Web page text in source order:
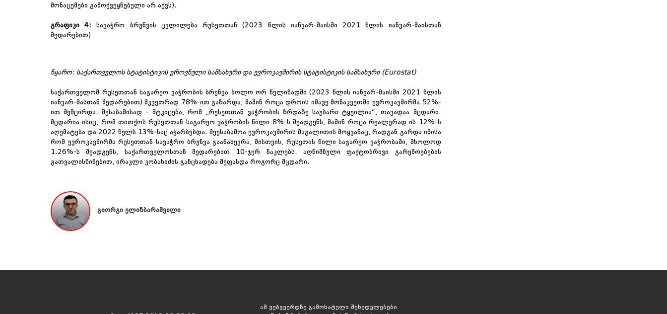
მონაცემები გამოქვეყნებული არ აქვს).
გრაფიკი 4: სავაჭრო ბრუნვის ცვლილება რუსეთთან (2023 წლის იანვარ-მაისში 2021 წლის იანვარ-მაისთან
შედარებით)
წყარო: საქართველოს სტატისტიკის ეროვნული სამსახური და ევროკავშირის სტატისტიკის სამსახური (Eurostat)
საქართველომ რუსეთთან საგარეო ვაჭრობის ბრუნვა ბოლო ორ წელიწადში (2023 წლის იანვარ-მაისში 2021 წლის
იანვარ-მასთან შედარებით) მკვეთრად 78%-ით გაზარდა, მაშინ როცა დროის იმავე მონაკვეთში ევროკავშირმა 52%-
ით შემცირდა. შესაბამისად
- მტკიცება, რომ „რუსეთთან ვაჭრობის ზრდაზე საუბარი ტყუილია“,თავადაა მცდარი.
მცდარია ისიც, რომ თითქოს რუსეთთან საგარეო ვაჭრობის წილი 8%-ს შეადგენს, მაშინ როცა რეალურად ის 12%-ს
აღემატება და 2022 წელს 13%-საც აჭარბებდა. შეუსაბამოა ევროკავშირის მაგალითის მოყვანაც, რადგან გარდა იმისა
რომ ევროკავშირმა რუსეთთან სავაჭრო ბრუნვა გაანახევრა, მისთვის, რუსეთის წილი საგარეო ვაჭრობაში, მხოლოდ
1.26%-ს შეადგენს, საქართველოსთან შედარებით 10-ჯერ ნაკლებს.
აღნიშნული ფაქტობრივი გარემოებების
გათვალისწინებით, ირაკლი კობახიძის განცხადება შეფასდა როგორც მცდარი.
გიორგი ელიზბარაშვილი
ამ ვებგვერდზე გამოხატული შეხედულებები